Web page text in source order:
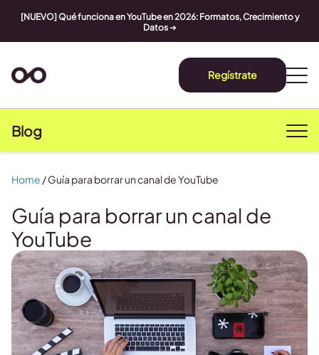
[NUEVO] Qué funciona en YouTube en 2026: Formatos, Crecimiento y
Datos➔
Regístrate
Blog
Guía para borrar un canal de
YouTube
Home /Guía para borrar un canal de YouTube